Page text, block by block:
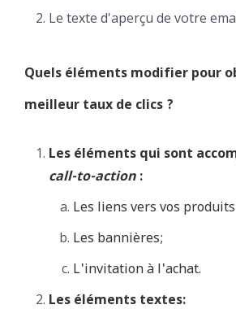
Le texte d'aperçu de votre
Quels éléments modifier pour
meilleur taux de clics ?
Les éléments qui sont
call-to-action :
Les liens vers vos
Les bannières;
L'invitation à l'achat.
Les éléments textes: